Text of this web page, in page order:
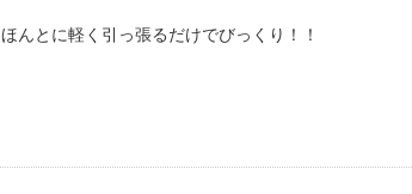
ほんとに軽く引っ張るだけでびっくり！！